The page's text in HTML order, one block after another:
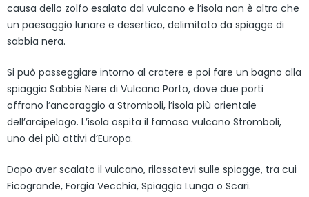
causa dello zolfo esalato dal vulcano e l’isola non è altro che
un paesaggio lunare e desertico, delimitato da spiagge di
sabbia nera.
Si può passeggiare intorno al cratere e poi fare un bagno alla
spiaggia Sabbie Nere di Vulcano Porto, dove due porti
offrono l’ancoraggio a Stromboli, l’isola più orientale
dell’arcipelago. L’isola ospita il famoso vulcano Stromboli,
uno dei più attivi d’Europa.
Dopo aver scalato il vulcano, rilassatevi sulle spiagge, tra cui
Ficogrande, Forgia Vecchia, Spiaggia Lunga o Scari.